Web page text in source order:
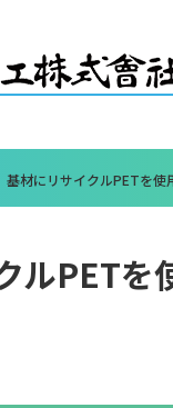
基材にリサイクルPETを使
ルPETを